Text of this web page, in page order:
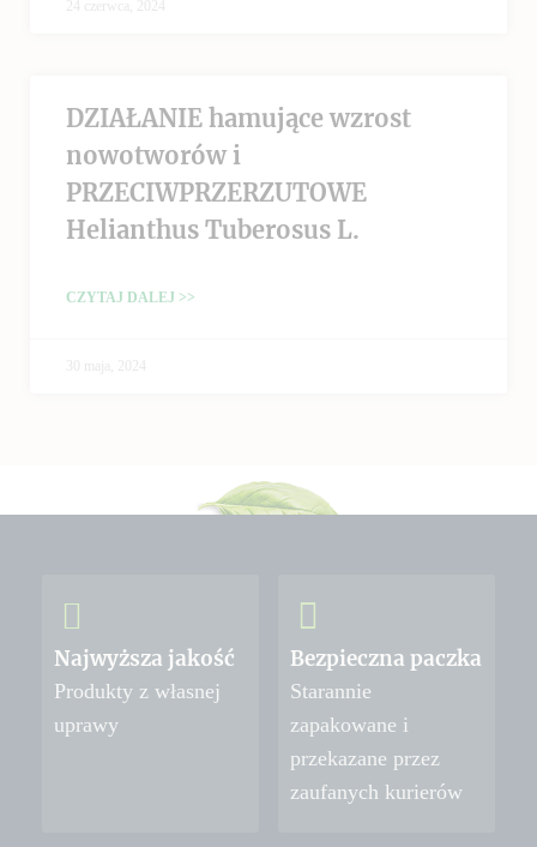
24 czerwca, 2024
DZIAŁANIE hamujące wzrost
nowotworów i
PRZECIWPRZERZUTOWE
Helianthus Tuberosus L.
CZYTAJ DALEJ >>
30 maja, 2024
Najwyższa jakość
Produkty z własnej
uprawy
Bezpieczna paczka
Starannie
zapakowane i
przekazane przez
zaufanych kurierów